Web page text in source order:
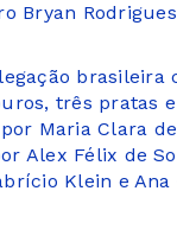
Bryan
brasileira
três pratas
Maria Clara
Alex Félix de
Klein e